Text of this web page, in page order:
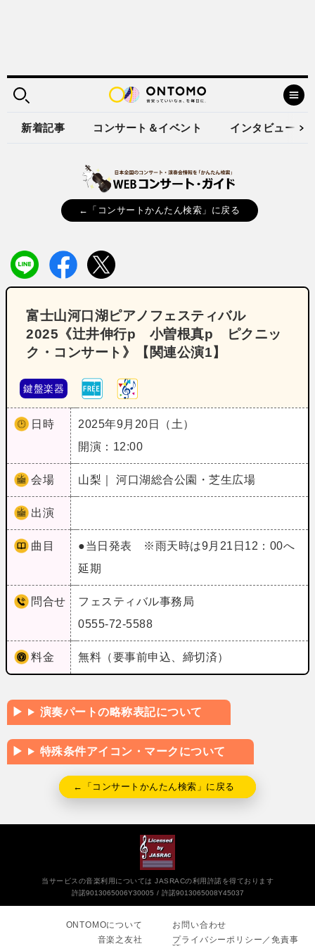
新着記事 コンサート＆イベント インタビュー
←「コンサートかんたん検索」に戻る
富士山河口湖ピアノフェスティバル
2025《辻井伸行p 小曽根真p ピクニッ
ク・コンサート》【関連公演1】
鍵盤楽器
日時
2025年9月20日（土）
開演：12:00
会場 山梨｜ 河口湖総合公園・芝生広場
出演
曲目
●当日発表 ※雨天時は9月21日12：00へ
延期
問合せ
フェスティバル事務局
0555-72-5588
料金 無料（要事前申込、締切済）
演奏パートの略称表記について
特殊条件アイコン・マークについて
←「コンサートかんたん検索」に戻る
当サービスの音楽利用については JASRACの利用許諾を得ております
許諾9013065006Y30005
許諾9013065008Y45037
ONTOMOについて
音楽之友社
お問い合わせ
プライバシーポリシー／免責事